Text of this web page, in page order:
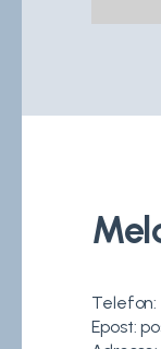
Telefon:
Epost: